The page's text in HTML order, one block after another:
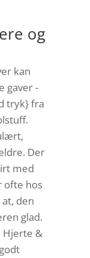
og
kan
gaver -
tryk} fra
Der
med
ofte hos
den
glad.
Hjerte &